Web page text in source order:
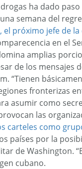
ha dado
semana del
el próximo jefe de
en el
amplias
de los mensajes
“Tienen
fronterizas
asumir como
las
carteles como
países por la
de Washington.
cubano.